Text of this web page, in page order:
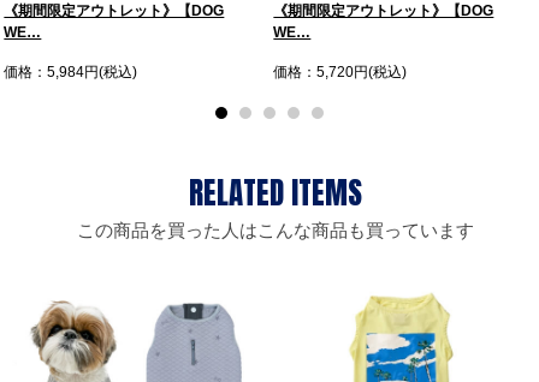
《期間限定アウトレット》【DOG
WE…
価格：5,984円(税込)
《期間限定アウトレット》【DOG
WE…
価格：5,720円(税込)
この商品を買った人はこんな商品も買っています